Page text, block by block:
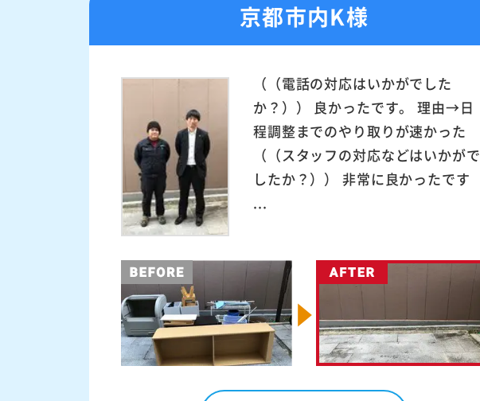
京都市内K様
（（電話の対応はいかがでした
か？）） 良かったです。 理由→日
程調整までのやり取りが速かった
（（スタッフの対応などはいかがで
したか？）） 非常に良かったです
...